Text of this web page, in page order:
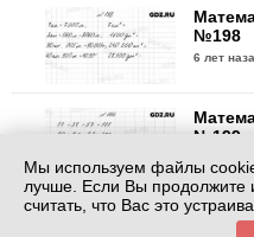
№198
6 лет
№199
Мы используем файлы
лучше. Если Вы продолжите
считать, что Вас это